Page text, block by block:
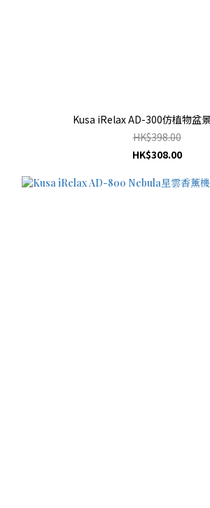
Kusa iRelax AD-300仿植物盆
HK$398.00
HK$308.00